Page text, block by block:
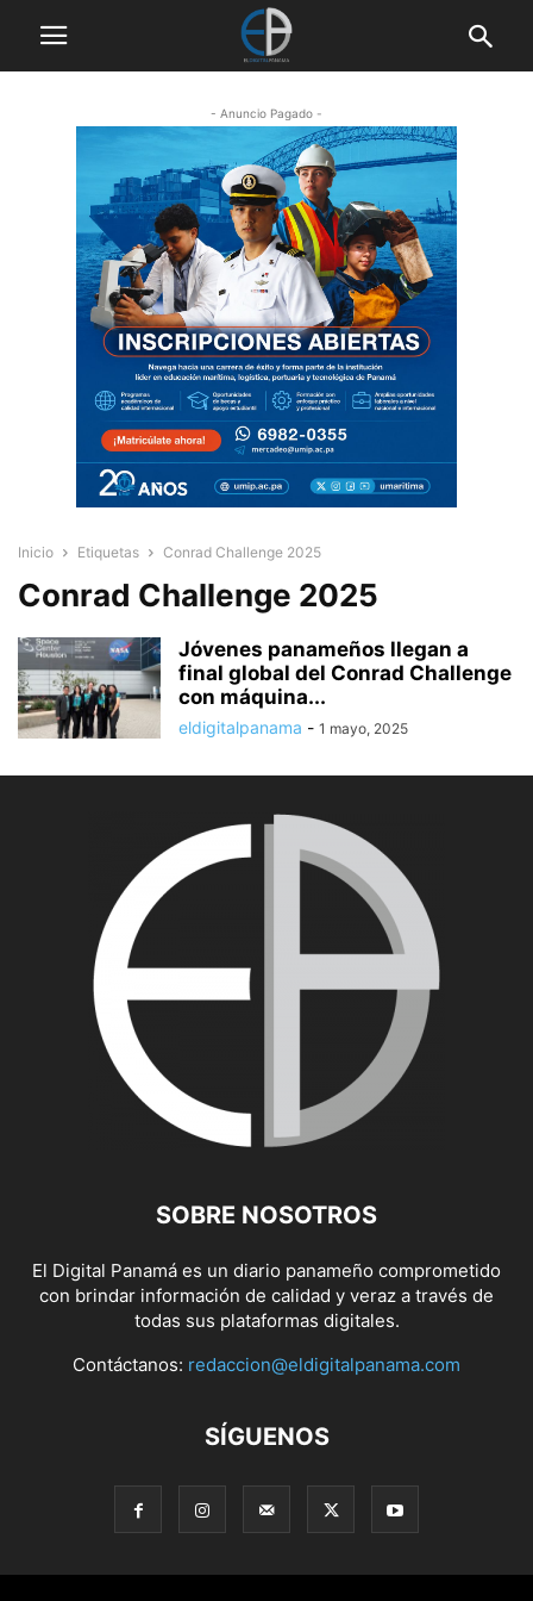
- Anuncio Pagado -
Inicio Etiquetas Conrad Challenge 2025
Conrad Challenge 2025
Jóvenes panameños llegan a
final global del Conrad Challenge
con máquina...
eldigitalpanama - 1 mayo, 2025
SOBRE NOSOTROS
El Digital Panamá es un diario panameño comprometido
con brindar información de calidad y veraz a través de
todas sus plataformas digitales.
Contáctanos: redaccion@eldigitalpanama.com
SÍGUENOS